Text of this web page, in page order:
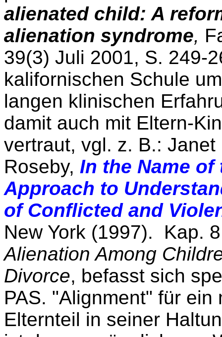
alienated child: A
alienation syndrome,
39(3) Juli 2001, S. 249-
kalifornischen Schule
langen klinischen
damit auch mit Eltern-
vertraut, vgl. z. B.:
Roseby, In the Name
Approach to
of Conflicted and
New York (1997). Kap.
Alienation Among
Divorce, befasst sich
PAS. "Alignment" für
Elternteil in seiner